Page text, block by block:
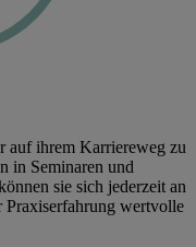
auf ihrem Karriereweg zu
in Seminaren und
sie sich jederzeit an
Praxiserfahrung wertvolle